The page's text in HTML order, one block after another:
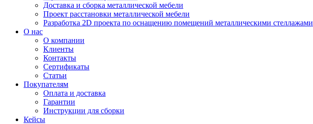
Доставка и сборка металлической мебели
Проект расстановки металлической мебели
Разработка 2D проекта по оснащению помещений металлическими стеллажами
О нас
О компании
Клиенты
Контакты
Сертификаты
Статьи
Покупателям
Оплата и доставка
Гарантии
Инструкции для сборки
Кейсы